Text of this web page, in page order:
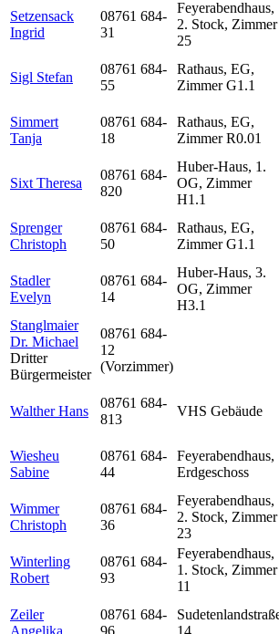
Setzensack
Ingrid
08761 684-
31
Feyerabendhaus,
2. Stock, Zimmer
25
Sigl Stefan
08761 684-
55
Rathaus, EG,
Zimmer G1.1
Simmert
Tanja
08761 684-
18
Rathaus, EG,
Zimmer R0.01
Sixt Theresa
08761 684-
820
Huber-Haus, 1.
OG, Zimmer
H1.1
Sprenger
Christoph
08761 684-
50
Rathaus, EG,
Zimmer G1.1
Stadler
Evelyn
08761 684-
14
Huber-Haus, 3.
OG, Zimmer
H3.1
Stanglmaier
Dr. Michael
Dritter
Bürgermeister
08761 684-
12
(Vorzimmer)
Walther Hans
08761 684-
813
VHS Gebäude
Wiesheu
Sabine
08761 684-
44
Feyerabendhaus,
Erdgeschoss
Wimmer
Christoph
08761 684-
36
Feyerabendhaus,
2. Stock, Zimmer
23
Winterling
Robert
08761 684-
93
Feyerabendhaus,
1. Stock, Zimmer
11
Zeiler
Angelika
08761 684-
96
14